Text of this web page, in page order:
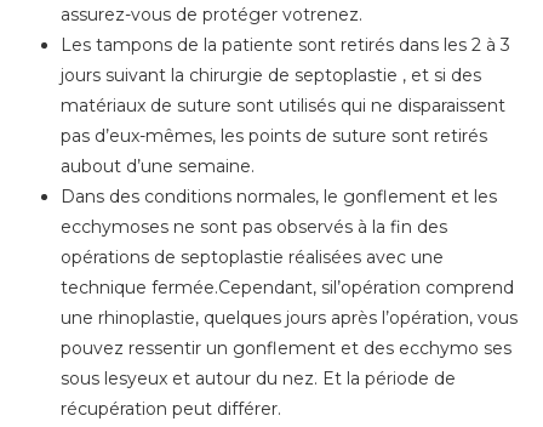
assurez-vous de protéger votrenez.
Les tampons de la patiente sont retirés dans les 2 à 3
jours suivant la chirurgie de septoplastie , et si des
matériaux de suture sont utilisés qui ne disparaissent
pas d’eux-mêmes, les points de suture sont retirés
aubout d’une semaine.
Dans des conditions normales, le gonflement et les
ecchymoses ne sont pas observés à la fin des
opérations de septoplastie réalisées avec une
technique fermée.Cependant, sil’opération comprend
une rhinoplastie, quelques jours après l’opération, vous
pouvez ressentir un gonflement et des ecchymo ses
sous lesyeux et autour du nez. Et la période de
récupération peut différer.